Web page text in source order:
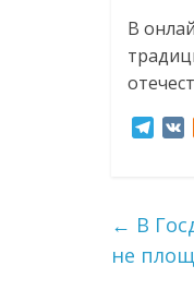
как
Сеть
меняет
жизнь
людей
эти
В
g
r
a
← В
не